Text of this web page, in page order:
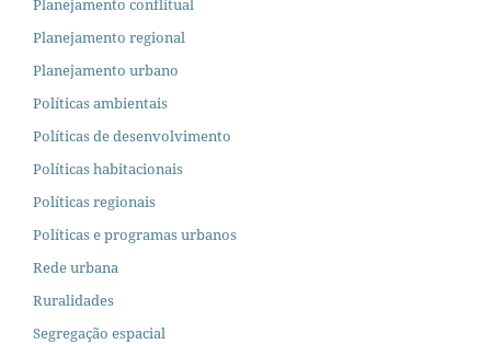
Planejamento conflitual
Planejamento regional
Planejamento urbano
Políticas ambientais
Políticas de desenvolvimento
Políticas habitacionais
Políticas regionais
Políticas e programas urbanos
Rede urbana
Ruralidades
Segregação espacial